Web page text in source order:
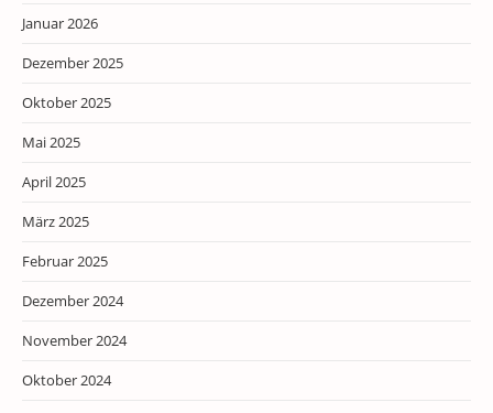
Januar 2026
Dezember 2025
Oktober 2025
Mai 2025
April 2025
März 2025
Februar 2025
Dezember 2024
November 2024
Oktober 2024